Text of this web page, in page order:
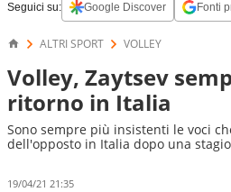
Seguici su: Google Discover Fonti
ALTRI SPORT VOLLEY
Volley, Zaytsev
ritorno in Italia
Sono sempre più insistenti le voci
dell'opposto in Italia dopo una
19/04/21 21:35